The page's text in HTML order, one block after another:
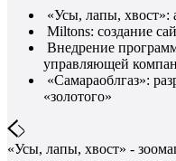
«Усы, лапы, хвост»:
Miltons: создание
Внедрение
управляющей
«Самараоблгаз»:
«золотого»
«Усы, лапы, хвост» -